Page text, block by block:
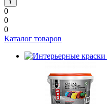
0
0
0
Каталог товаров